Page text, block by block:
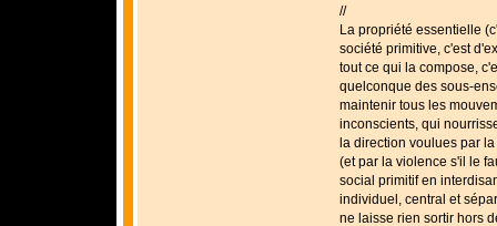
//
La propriété essentielle
société primitive, c'est
tout ce qui la compose,
quelconque des sous-
maintenir tous les
inconscients, qui
la direction voulues par
(et par la violence s'il le
social primitif en
individuel, central et
ne laisse rien sortir hors